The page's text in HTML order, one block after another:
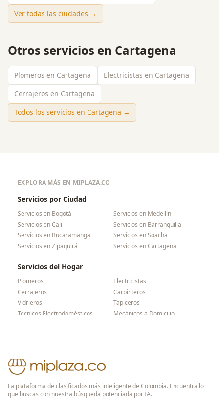
Ver todas las ciudades →
Otros servicios en Cartagena
Plomeros en Cartagena
Electricistas en Cartagena
Cerrajeros en Cartagena
Todos los servicios en Cartagena →
EXPLORA MÁS EN MIPLAZA.CO
Servicios por Ciudad
Servicios en Bogotá Servicios en Medellín
Servicios enCali Servicios en Barranquilla
Servicios en Bucaramanga Servicios enSoacha
Servicios enZipaquirá Servicios enCartagena
Servicios del Hogar
Plomeros
Electricistas
Cerrajeros
Carpinteros
Vidrieros
Tapiceros
Técnicos Electrodomésticos
Mecánicos a Domicilio
La plataforma de clasificados más inteligente de Colombia. Encuentra lo
que buscas con nuestra búsqueda potenciada por IA.